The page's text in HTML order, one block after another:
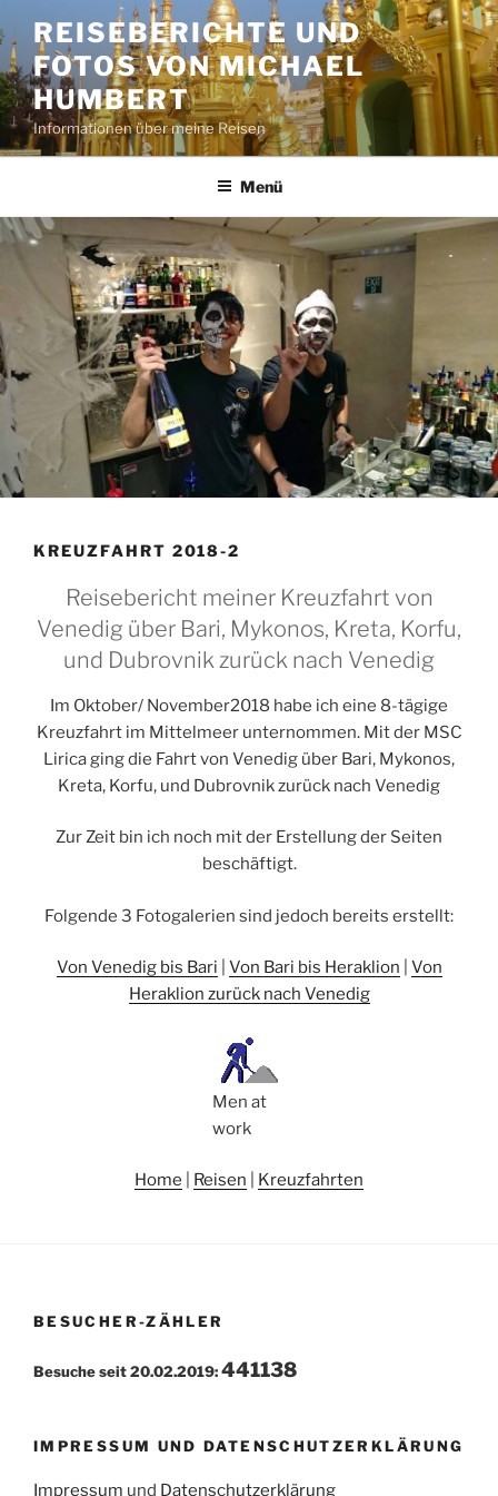
Inhalt
springen
REISEBERICHTE UND
FOTOS VON MICHAEL
HUMBERT
Informationen über meine Reisen
Menü
KREUZFAHRT 2018-2
Reisebericht meiner Kreuzfahrt von
Venedig über Bari, Mykonos, Kreta, Korfu,
und Dubrovnik zurück nach Venedig
Im Oktober/ November2018 habe ich eine 8-tägige
Kreuzfahrt im Mittelmeer unternommen. Mit der MSC
Lirica ging die Fahrt von Venedig über Bari, Mykonos,
Kreta, Korfu, und Dubrovnik zurück nach Venedig
Zur Zeit bin ich noch mit der Erstellung der Seiten
beschäftigt.
Folgende 3 Fotogalerien sind jedoch bereits erstellt:
Von Venedig bis Bari Von Bari bis Heraklion
Von
Heraklion zurück nach Venedig
Men at
work
Home Reisen Kreuzfahrten
BESUCHER-ZÄHLER
Besuche seit 20.02.2019:441138
IMPRESSUM UND DATENSCHUTZERKLÄRUNG
Impressum und Datenschutzerklärung